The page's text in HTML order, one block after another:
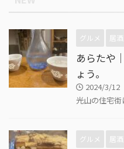
グルメ 居
あらたや
ょう。
2024/3/12
光山の住宅街
グルメ 居